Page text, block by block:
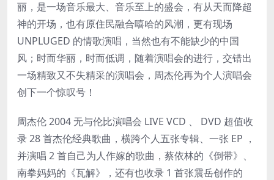
丽，是一场音乐最大、音乐至上的盛会，有从天而降超
神的开场，也有原住民融合嘻哈的风潮，更有现场
UNPLUGED 的情歌演唱，当然也有不能缺少的中国
风；时而华丽，时而低调，随着演唱会的进行，交错出
一场精致又不失精采的演唱会，周杰伦再为个人演唱会
创下一个惊叹号！
周杰伦 2004 无与伦比演唱会 LIVE VCD 、 DVD 超值收
录 28 首杰伦经典歌曲，横跨个人五张专辑、一张 EP ，
并演唱 2 首自己为人作嫁的歌曲，蔡依林的《倒带》、
南拳妈妈的《瓦解》，还有也收录 1 首张震岳创作的